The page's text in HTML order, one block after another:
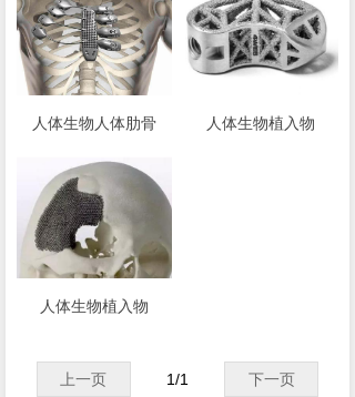
人体生物人体肋骨 人体生物植入物
人体生物植入物
上一页 下一页
1/1